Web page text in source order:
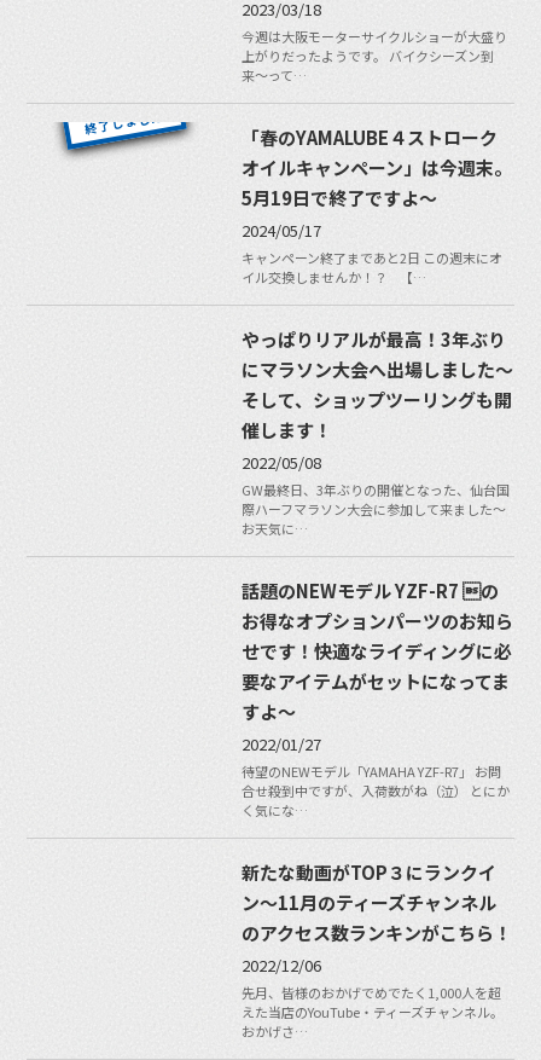
2023/03/18
今週は大阪モーターサイクルショーが大盛り
上がりだったようです。 バイクシーズン到
来〜って…
「春のYAMALUBE４ストローク
オイルキャンペーン」は今週末。
5月19日で終了ですよ〜
2024/05/17
キャンペーン終了まであと2日 この週末にオ
イル交換しませんか！？ 【…
やっぱりリアルが最高！3年ぶり
にマラソン大会へ出場しました〜
そして、ショップツーリングも開
催します！
2022/05/08
GW最終日、3年ぶりの開催となった、仙台国
際ハーフマラソン大会に参加して来ました〜
お天気に…
話題のNEWモデル YZF-R7 の
お得なオプションパーツのお知ら
せです！快適なライディングに必
要なアイテムがセットになってま
すよ〜
2022/01/27
待望のNEWモデル「YAMAHA YZF-R7」 お問
合せ殺到中ですが、入荷数がね（泣） とにか
く気にな…
新たな動画がTOP３にランクイ
ン〜11月のティーズチャンネル
のアクセス数ランキンがこちら！
2022/12/06
先月、皆様のおかげでめでたく1,000人を超
えた当店のYouTube・ティーズチャンネル。
おかげさ…